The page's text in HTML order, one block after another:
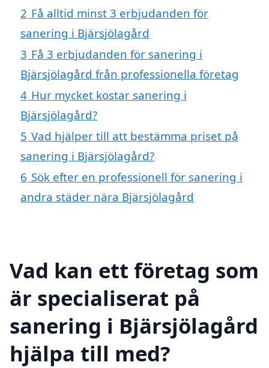
2 Få alltid minst 3 erbjudanden för
sanering i Bjärsjölagård
3 Få 3 erbjudanden för sanering i
Bjärsjölagård från professionella företag
4 Hur mycket kostar sanering i
Bjärsjölagård?
5 Vad hjälper till att bestämma priset på
sanering i Bjärsjölagård?
6 Sök efter en professionell för sanering i
andra städer nära Bjärsjölagård
Vad kan ett företag som
är specialiserat på
sanering i Bjärsjölagård
hjälpa till med?